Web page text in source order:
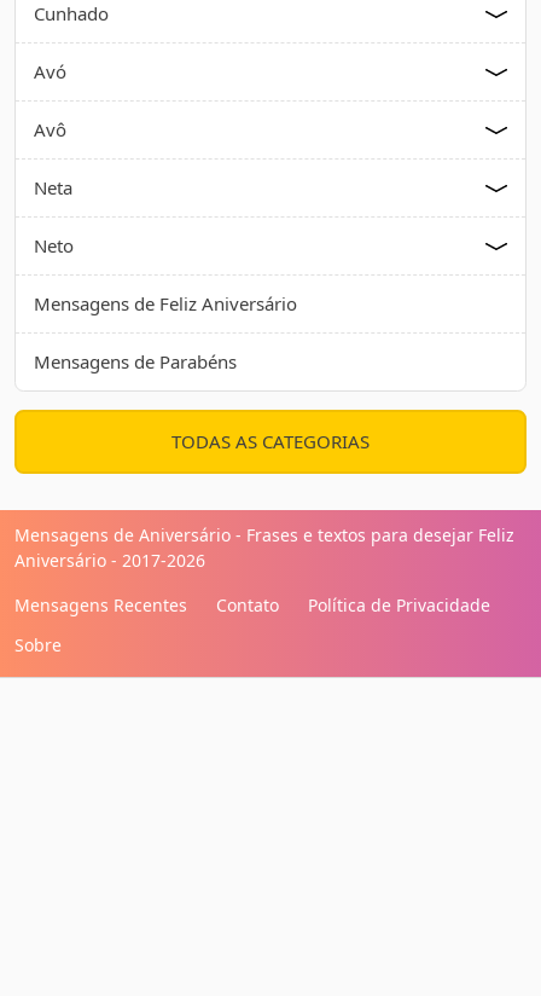
Cunhado
Avó
Avô
Neta
Neto
Mensagens de Feliz Aniversário
Mensagens de Parabéns
TODAS AS CATEGORIAS
Mensagens de Aniversário - Frases e textos para desejar Feliz
Aniversário - 2017-2026
Mensagens Recentes
Contato
Política de Privacidade
Sobre